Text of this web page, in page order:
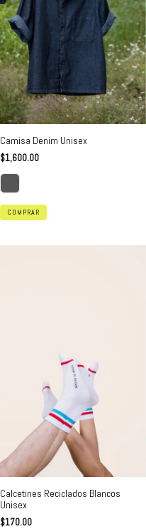
Camisa Denim Unisex
$1,600.00
COMPRAR
Calcetines Reciclados Blancos
Unisex
$170.00